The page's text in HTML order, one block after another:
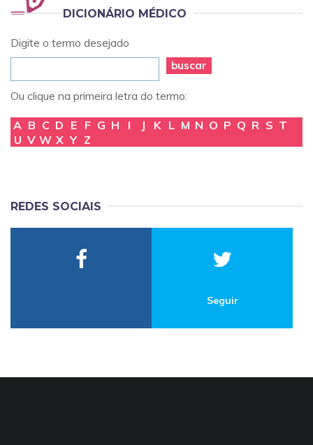
DICIONÁRIO MÉDICO
Digite o termo desejado
buscar
Ou clique na primeira letra do termo:
A B C D E F G H I J K L M N O P Q R S T
U V W X Y Z
REDES SOCIAIS
Seguir